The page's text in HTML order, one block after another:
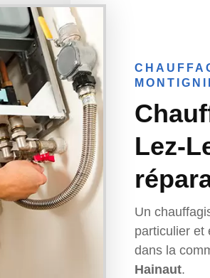
Lez-
Un
particulier et
dans la
Hainaut.